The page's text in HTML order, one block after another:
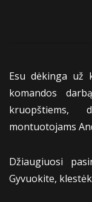
Esu dėkinga už
komandos
kruopštiems,
montuotojams
Džiaugiuosi
Gyvuokite,